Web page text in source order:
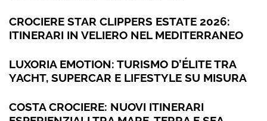
CROCIERE STAR CLIPPERS ESTATE 2026:
ITINERARI IN VELIERO NEL MEDITERRANEO
LUXORIA EMOTION: TURISMO D’ÉLITE TRA
YACHT, SUPERCAR E LIFESTYLE SU MISURA
COSTA CROCIERE: NUOVI ITINERARI